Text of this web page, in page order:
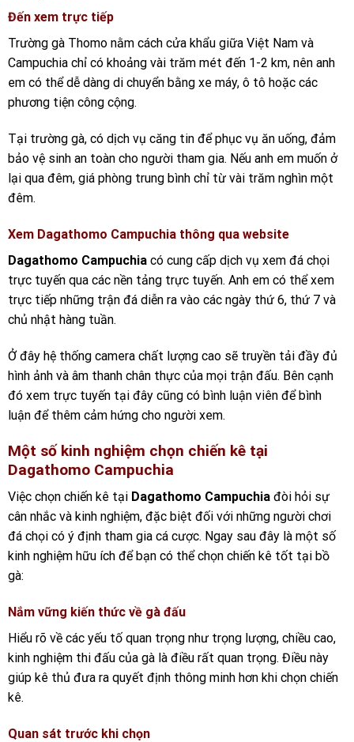
Đến xem trực tiếp
Trường gà Thomo nằm cách cửa khẩu giữa Việt Nam và
Campuchia chỉ có khoảng vài trăm mét đến 1-2 km, nên anh
em có thể dễ dàng di chuyển bằng xe máy, ô tô hoặc các
phương tiện công cộng.
Tại trường gà, có dịch vụ căng tin để phục vụ ăn uống, đảm
bảo vệ sinh an toàn cho người tham gia. Nếu anh em muốn ở
lại qua đêm, giá phòng trung bình chỉ từ vài trăm nghìn một
đêm.
Xem Dagathomo Campuchia thông qua website
Dagathomo Campuchia có cung cấp dịch vụ xem đá chọi
trực tuyến qua các nền tảng trực tuyến. Anh em có thể xem
trực tiếp những trận đá diễn ra vào các ngày thứ 6, thứ 7 và
chủ nhật hàng tuần.
Ở đây hệ thống camera chất lượng cao sẽ truyền tải đầy đủ
hình ảnh và âm thanh chân thực của mọi trận đấu. Bên cạnh
đó xem trực tuyến tại đây cũng có bình luận viên để bình
luận để thêm cảm hứng cho người xem.
Một số kinh nghiệm chọn chiến kê tại
Dagathomo Campuchia
Việc chọn chiến kê tại Dagathomo Campuchia đòi hỏi sự
cân nhắc và kinh nghiệm, đặc biệt đối với những người chơi
đá chọi có ý định tham gia cá cược. Ngay sau đây là một số
kinh nghiệm hữu ích để bạn có thể chọn chiến kê tốt tại bồ
gà:
Nắm vững kiến thức về gà đấu
Hiểu rõ về các yếu tố quan trọng như trọng lượng, chiều cao,
kinh nghiệm thi đấu của gà là điều rất quan trọng. Điều này
giúp kê thủ đưa ra quyết định thông minh hơn khi chọn chiến
kê.
Quan sát trước khi chọn